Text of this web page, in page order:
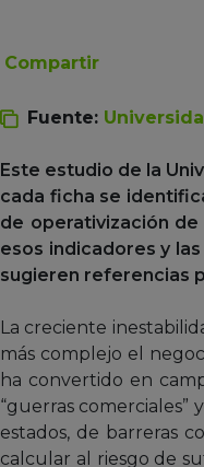
Compartir
Fuente:
Este estudio de la
cada ficha se
de operativización
esos indicadores y
sugieren referencias
La creciente
más complejo el
ha convertido en
“guerras
estados, de barreras
calcular al riesgo de